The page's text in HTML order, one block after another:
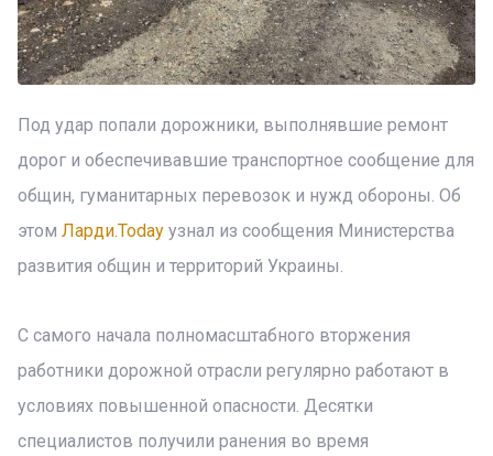
Под удар попали дорожники, выполнявшие ремонт
дорог и обеспечивавшие транспортное сообщение для
общин, гуманитарных перевозок и нужд обороны. Об
этом Ларди.Today узнал из сообщения Министерства
развития общин и территорий Украины.
С самого начала полномасштабного вторжения
работники дорожной отрасли регулярно работают в
условиях повышенной опасности. Десятки
специалистов получили ранения во время